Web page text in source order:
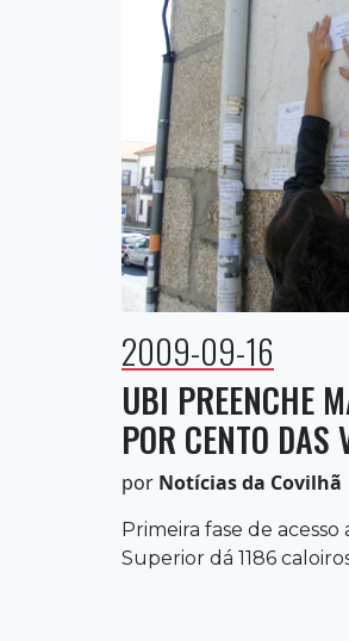
2009-09-16
UBI PREENCHE
POR CENTO DAS
por Notícias da Covilhã
Primeira fase de acesso
Superior dá 1186 caloiros